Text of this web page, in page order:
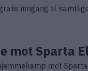
inngang til
mot Sparta
mot